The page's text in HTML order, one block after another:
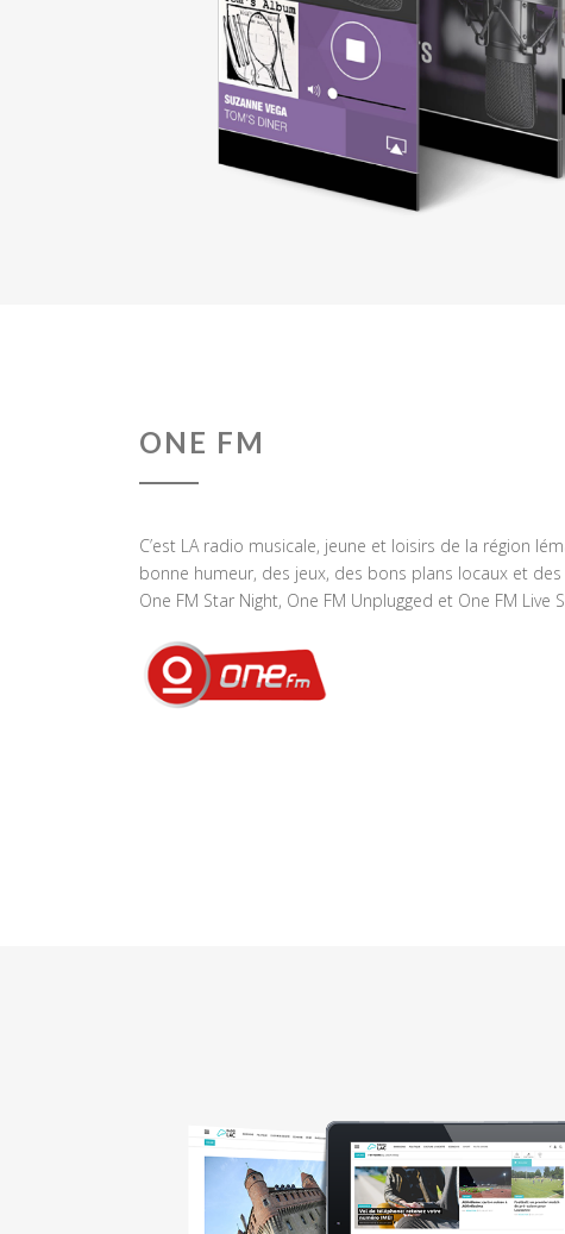
ONE FM
C’est LA radio musicale, jeune et loisirs de la région
bonne humeur, des jeux, des bons plans locaux et
One FM Star Night, One FM Unplugged et One FM Live